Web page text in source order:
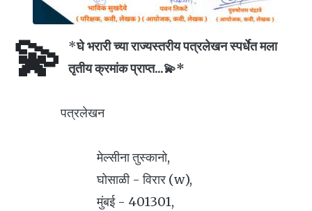
*
💫
घे भरारी च्या राज्यस्तरीय पत्रलेखन स्पर्धेत मला
तृतीय क्रमांक प्राप्त...💫*
पत्रलेखन
मेल्सीना तुस्कानो,
घोसाळी - विरार (w),
मुंबई - 401301,